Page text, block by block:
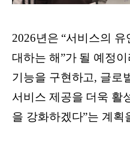
2026년은 “서비스의
대하는 해”가 될 예정
기능을 구현하고, 글로
서비스 제공을 더욱 활
을 강화하겠다”는 계획